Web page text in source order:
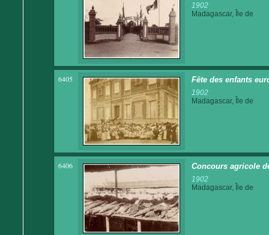
1902
Madagascar, Île de
6405 Fête des enfants
1902
Madagascar, Île de
6406 Concours agricole
1902
Madagascar, Île de